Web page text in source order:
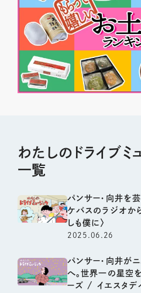
わたしのドライブミ
一覧
パンサー・向井を
ケバスのラジオか
しも僕に〉
2025.06.26
パンサー・向井が
へ。世界一の星空
ーズ / イエスタデイ